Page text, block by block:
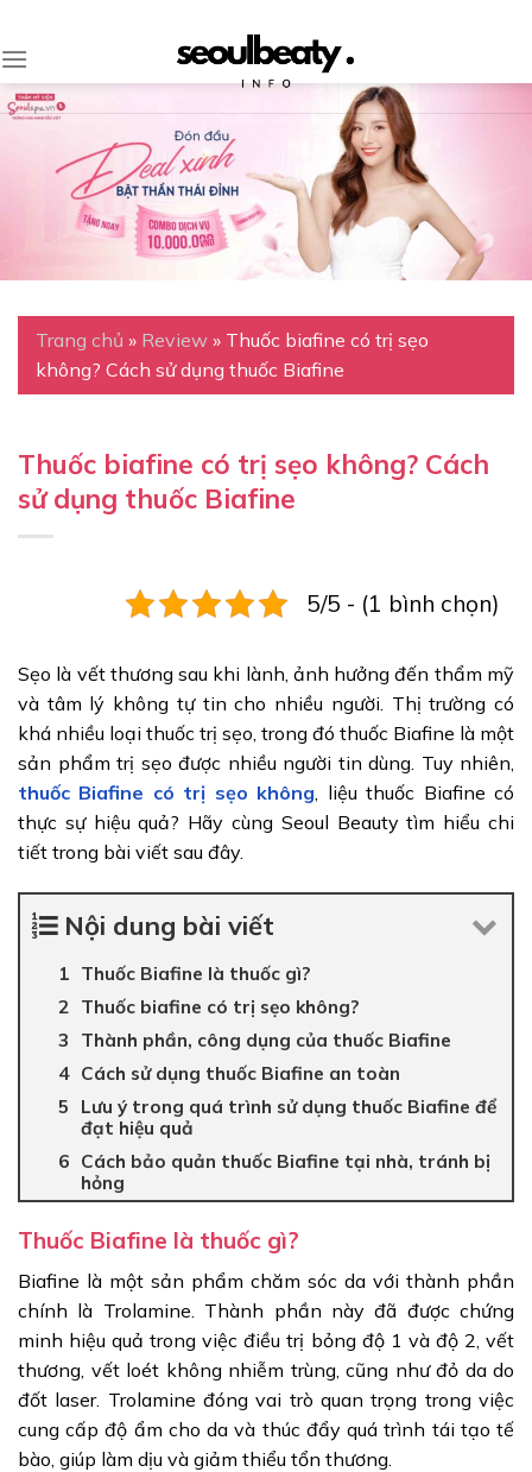
content
Trang chủ » Review » Thuốc biafine có trị sẹo
không? Cách sử dụng thuốc Biafine
Thuốc biafine có trị sẹo không? Cách
sử dụng thuốc Biafine
5/5 - (1 bình chọn)
Sẹo là vết thương sau khi lành, ảnh hưởng đến thẩm mỹ
và tâm lý không tự tin cho nhiều người. Thị trường có
khá nhiều loại thuốc trị sẹo, trong đó thuốc Biafine là một
sản phẩm trị sẹo được nhiều người tin dùng. Tuy nhiên,
thuốc Biafine có trị sẹo không, liệu thuốc Biafine có
thực sự hiệu quả? Hãy cùng Seoul Beauty tìm hiểu chi
tiết trong bài viết sau đây.
Nội dung bài viết
Thuốc Biafine là thuốc gì?
Thuốc biafine có trị sẹo không?
Thành phần, công dụng của thuốc Biafine
Cách sử dụng thuốc Biafine an toàn
Lưu ý trong quá trình sử dụng thuốc Biafine để
đạt hiệu quả
Cách bảo quản thuốc Biafine tại nhà, tránh bị
hỏng
Thuốc Biafine là thuốc gì?
Biafine là một sản phẩm chăm sóc da với thành phần
chính là Trolamine. Thành phần này đã được chứng
minh hiệu quả trong việc điều trị bỏng độ 1 và độ 2, vết
thương, vết loét không nhiễm trùng, cũng như đỏ da do
đốt laser. Trolamine đóng vai trò quan trọng trong việc
cung cấp độ ẩm cho da và thúc đẩy quá trình tái tạo tế
bào, giúp làm dịu và giảm thiểu tổn thương.